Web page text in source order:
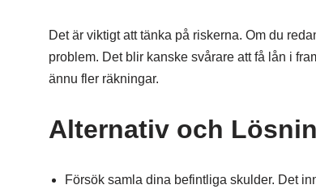
Det är viktigt att tänka på riskerna. Om du
problem. Det blir kanske svårare att få lån i
ännu fler räkningar.
Alternativ och
Försök samla dina befintliga skulder. Det